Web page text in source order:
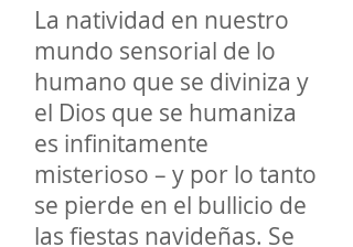
La natividad en nuestro
mundo sensorial de lo
humano que se diviniza y
el Dios que se humaniza
es infinitamente
misterioso – y por lo tanto
se pierde en el bullicio de
las fiestas navideñas. Se